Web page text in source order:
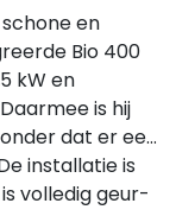
en
Bio 400
kW en
is hij
dat er een
installatie is
volledig geur-